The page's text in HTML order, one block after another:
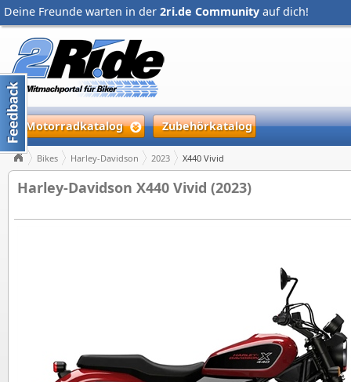
Deine Freunde warten in der 2ri.de Community auf dich!
Motorradkatalog Zubehörkatalog
Bikes Harley-Davidson 2023 X440 Vivid
Harley-Davidson X440 Vivid (2023)